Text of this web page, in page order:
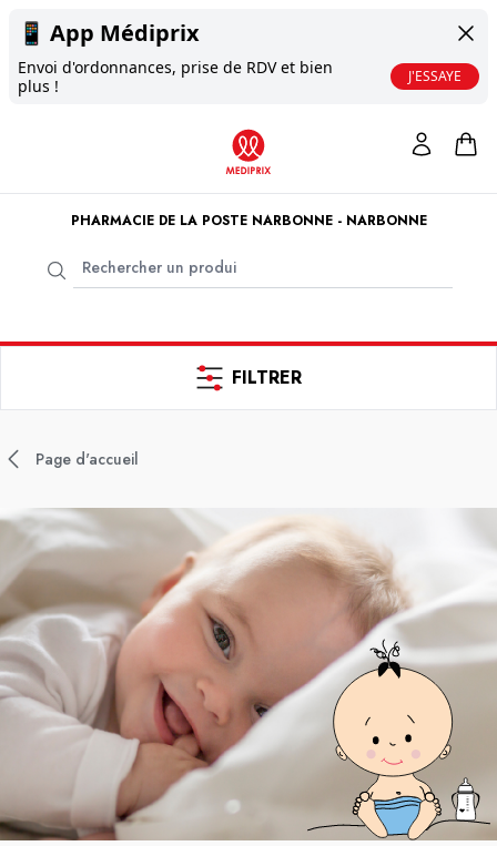
📱 App Médiprix
Envoi d'ordonnances, prise de RDV et bien
plus !
J'ESSAYE
PHARMACIE DE LA POSTE NARBONNE - NARBONNE
FILTRER
Page d'accueil